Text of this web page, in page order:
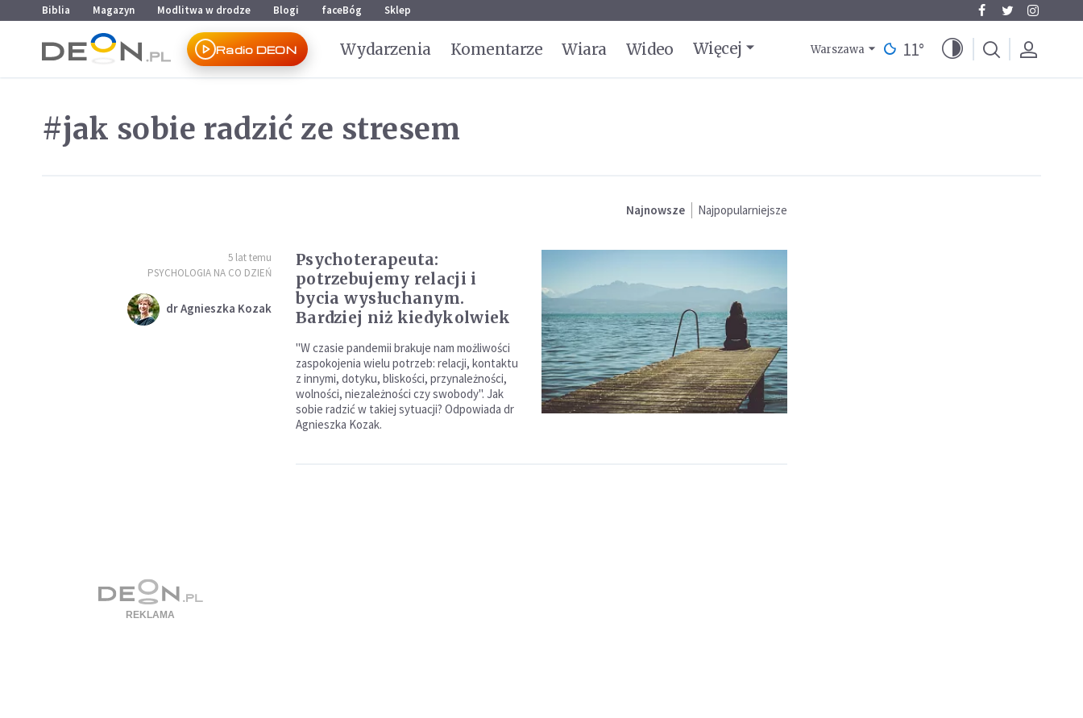
Przejdź do menu głównego
Przejdź do treści
Biblia Magazyn Modlitwa w drodze Blogi faceBóg Sklep
Radio DEON Wydarzenia Komentarze Wiara Wideo Więcej Warszawa 11°
#jak sobie radzić ze stresem
Najnowsze Najpopularniejsze
5 lat temu
PSYCHOLOGIA NA CO DZIEŃ
dr Agnieszka Kozak
Psychoterapeuta:
potrzebujemy relacji i
bycia wysłuchanym.
Bardziej niż kiedykolwiek
"W czasie pandemii brakuje nam możliwości
zaspokojenia wielu potrzeb: relacji, kontaktu
z innymi, dotyku, bliskości, przynależności,
wolności, niezależności czy swobody". Jak
sobie radzić w takiej sytuacji? Odpowiada dr
Agnieszka Kozak.